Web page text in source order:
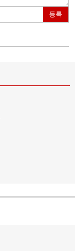
등록